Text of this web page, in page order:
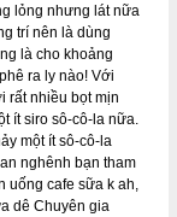
lỏng nhưng lát nữa
trí nên là dùng
là cho khoảng
ra ly nào! Với
rất nhiều bọt mịn
ít siro sô-cô-la nữa.
một ít sô-cô-la
nghênh bạn tham
uống cafe sữa k ah,
dê Chuyên gia